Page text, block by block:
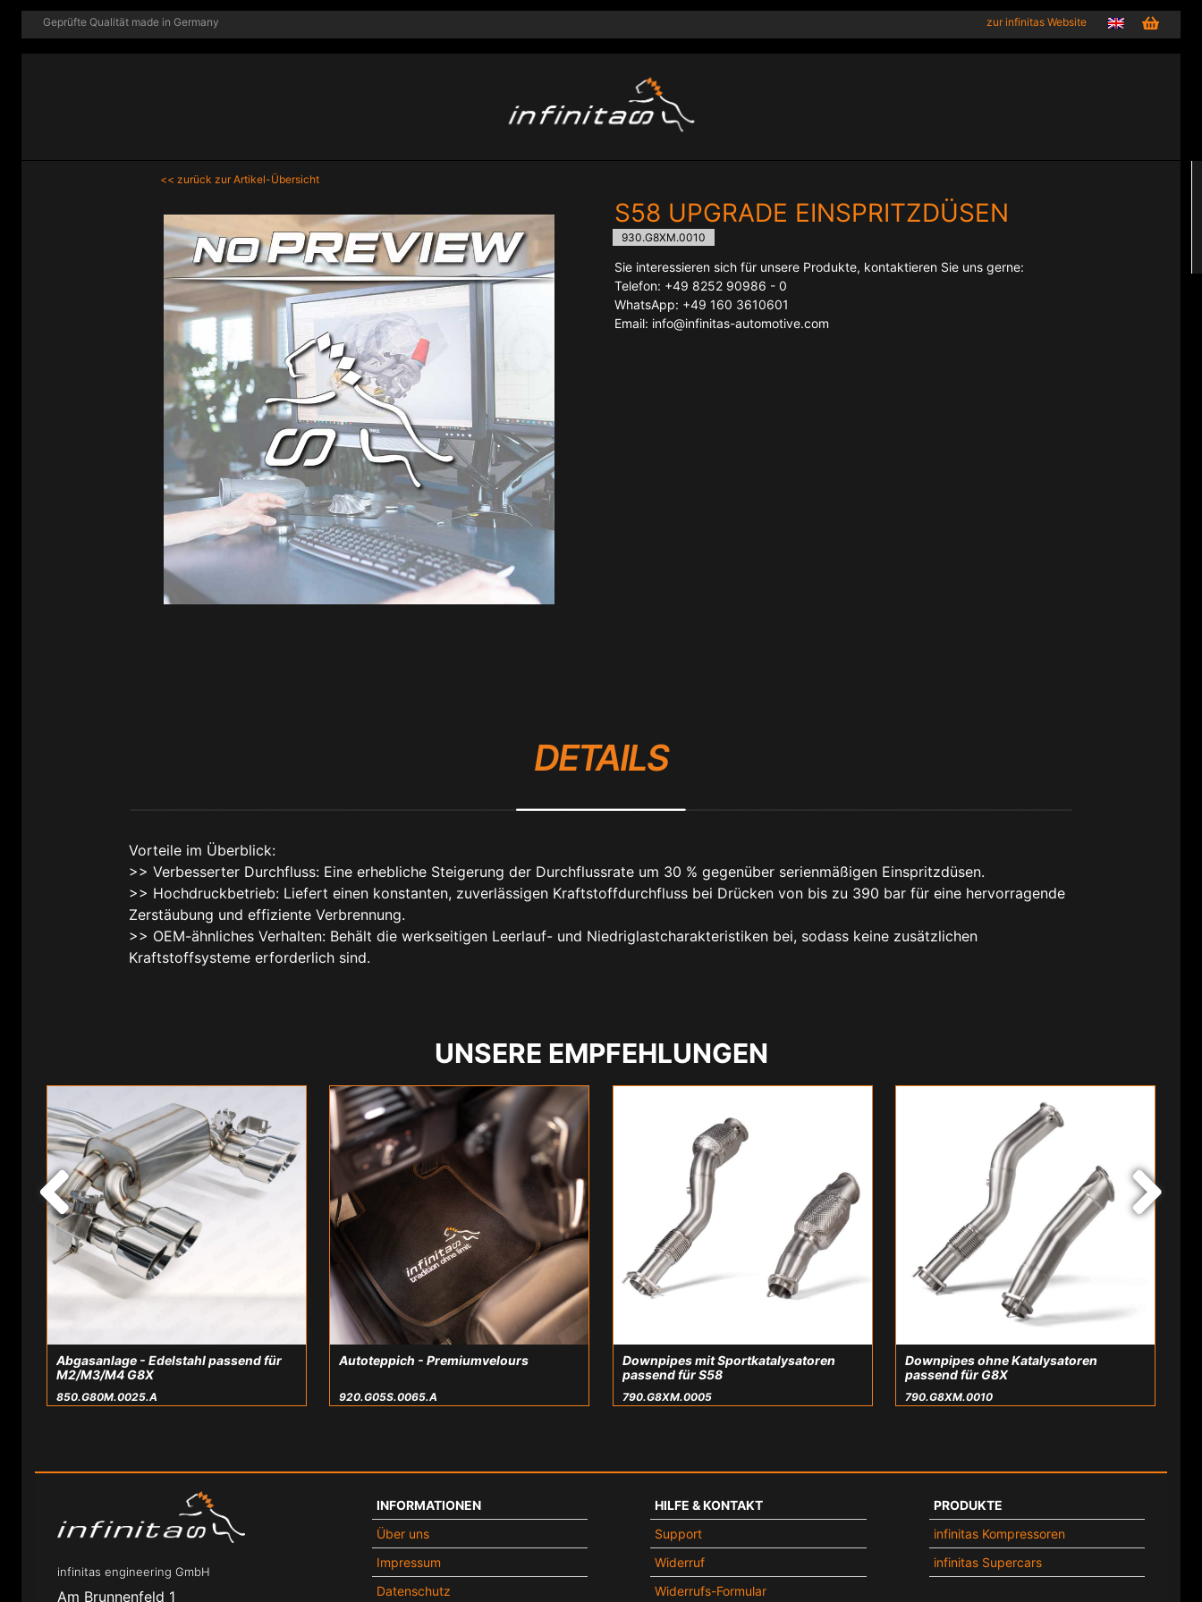
Geprüfte Qualität made in Germany zur infinitas Website
<< zurück zur Artikel-Übersicht
S58 UPGRADE EINSPRITZDÜSEN
930.G8XM.0010
Sie interessieren sich für unsere Produkte, kontaktieren Sie uns gerne:
Telefon: +49 8252 90986 - 0
WhatsApp: +49 160 3610601
Email: info@infinitas-automotive.com
DETAILS
Vorteile im Überblick:
>> Verbesserter Durchfluss: Eine erhebliche Steigerung der Durchflussrate um 30 % gegenüber serienmäßigen Einspritzdüsen.
>> Hochdruckbetrieb: Liefert einen konstanten, zuverlässigen Kraftstoffdurchfluss bei Drücken von bis zu 390 bar für eine hervorragende
Zerstäubung und effiziente Verbrennung.
>> OEM-ähnliches Verhalten: Behält die werkseitigen Leerlauf- und Niedriglastcharakteristiken bei, sodass keine zusätzlichen
Kraftstoffsysteme erforderlich sind.
UNSERE EMPFEHLUNGEN
Abgasanlage - Edelstahl passend für
M2/M3/M4 G8X
850.G80M.0025.A
Autoteppich - Premiumvelours
920.G05S.0065.A
Downpipes mit Sportkatalysatoren
passend für S58
790.G8XM.0005
Downpipes ohne Katalysatoren
passend für G8X
790.G8XM.0010
infinitas engineering GmbH
Am Brunnenfeld 1
INFORMATIONEN
Über uns
Impressum
Datenschutz
HILFE & KONTAKT
Support
Widerruf
Widerrufs-Formular
PRODUKTE
infinitas Kompressoren
infinitas Supercars